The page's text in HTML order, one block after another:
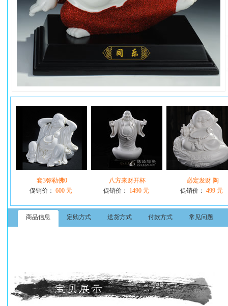
套3弥勒佛0
促销价： 600 元
八方来财开杯
促销价：
1490 元
必定发财 陶
促销价： 499 元
商品信息 定购方式 送货方式 付款方式 常见问题